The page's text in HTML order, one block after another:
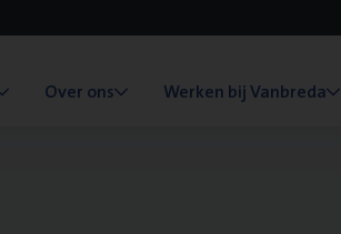
Over ons Werken bij Vanbreda